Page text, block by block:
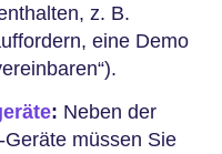
z. B.
eine Demo
: Neben der
müssen Sie